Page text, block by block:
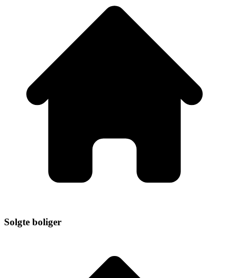
Solgte boliger